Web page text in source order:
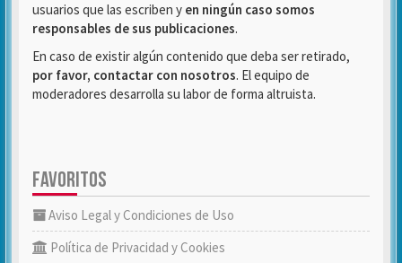
usuarios que las escriben y en ningún caso somos
responsables de sus publicaciones.
En caso de existir algún contenido que deba ser retirado,
por favor, contactar con nosotros. El equipo de
moderadores desarrolla su labor de forma altruista.
FAVORITOS
Aviso Legal y Condiciones de Uso
Política de Privacidad y Cookies